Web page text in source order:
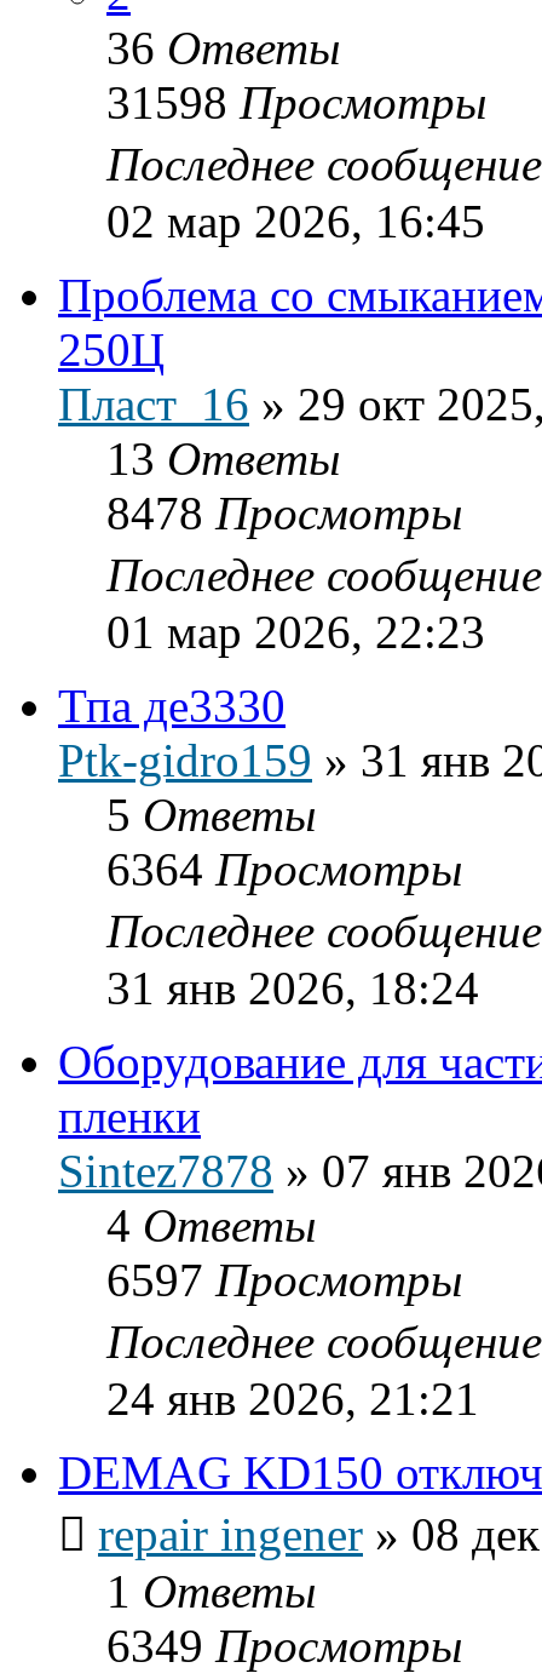
36 Ответы
31598 Просмотры
Последнее
02 мар 2026, 16:45
Проблема со
250Ц
Пласт_16 » 29 окт
13 Ответы
8478 Просмотры
Последнее
01 мар 2026, 22:23
Тпа де3330
Ptk-gidro159 » 31 янв
5 Ответы
6364 Просмотры
Последнее
31 янв 2026, 18:24
Оборудование для
пленки
Sintez7878 » 07 янв
4 Ответы
6597 Просмотры
Последнее
24 янв 2026, 21:21
DEMAG KD150
repair ingener » 08
1 Ответы
6349 Просмотры